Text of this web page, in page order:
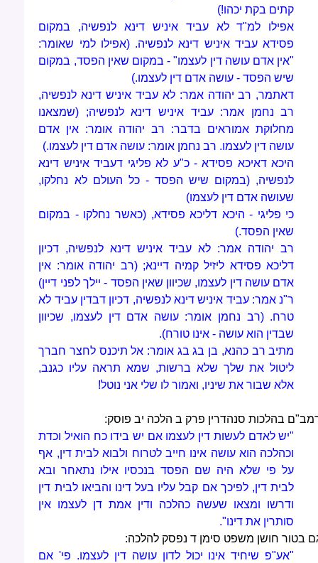
קתים בקת יכהו!)
אפילו למ"ד לא עביד איניש דינא לנפשיה, במקום
פסידא עביד איניש דינא לנפשיה. (אפילו למי שאומר:
"אין אדם עושה דין לעצמו" - במקום שאין הפסד, במקום
שיש הפסד - עושה אדם דין לעצמו.)
דאתמר, רב יהודה אמר: לא עביד איניש דינא לנפשיה,
רב נחמן אמר: עביד איניש דינא לנפשיה; (שמצאנו
מחלוקת אמוראים בדבר: רב יהודה אומר: אין אדם
עושה דין לעצמו. רב נחמן אומר: עושה אדם דין לעצמו.)
היכא דאיכא פסידא - כ"ע לא פליגי דעביד איניש דינא
לנפשיה, (במקום שיש הפסד - כל העולם לא נחלקו,
שעושה אדם דין לעצמו)
כי פליגי - היכא דליכא פסידא, (כאשר נחלקו - במקום
שאין הפסד.)
רב יהודה אמר: לא עביד איניש דינא לנפשיה, דכיון
דליכא פסידא ליזיל קמיה דיינא; (רב יהודה אומר: אין
אדם עושה דין לעצמו, שכיוון שאין הפסד - יילך לפני דיין)
ר"נ אמר: עביד איניש דינא לנפשיה, דכיון דבדין עביד לא
טרח. (רב נחמן אומר: עושה אדם דין לעצמו, שכיוון
שבדין הוא עושה - אינו טורח).
מתיב רב כהנא, בן בג בג אומר: אל תיכנס לחצר חברך
ליטול את שלך שלא ברשות, שמא תראה עליו כגנב,
אלא שבור את שיניו, ואמור לו שלי אני נוטל!
בהלכות סנהדרין פרק ב הלכה יב פוסק:
"יש לאדם לעשות דין לעצמו אם יש בידו כח הואיל וכדת
וכהלכה הוא עושה אינו חייב לטרוח ולבוא לבית דין, אף
על פי שלא היה שם הפסד בנכסיו אילו נתאחר ובא
לבית דין, לפיכך אם קבל עליו בעל דינו והביאו לבית דין
ודרשו ומצאו שעשה כהלכה ודין אמת דן לעצמו אין
סותרין את דינו".
בטור חושן משפט סימן ד נפסק להלכה:
"אע"פ שיחיד אינו יכול לדון עושה דין לעצמו. פי' אם